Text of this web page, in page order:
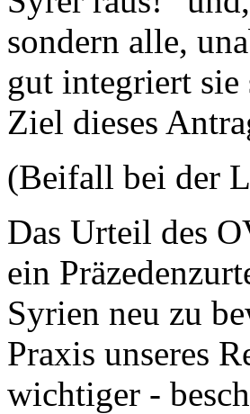
sondern alle,
gut integriert sie
Ziel dieses
(Beifall bei der
Das Urteil des
ein
Syrien neu zu
Praxis unseres
wichtiger -